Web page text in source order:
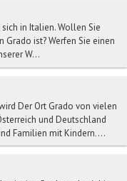
in Italien. Wollen Sie
Grado ist? Werfen Sie einen
W...
Der Ort Grado von vielen
und Deutschland
Familien mit Kindern,...